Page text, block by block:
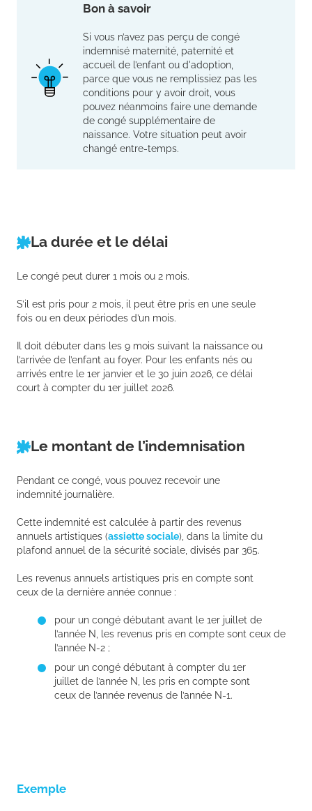
Bon à savoir
Si vous n’avez pas perçu de congé
indemnisé maternité, paternité et
accueil de l’enfant ou d'adoption,
parce que vous ne remplissiez pas les
conditions pour y avoir droit, vous
pouvez néanmoins faire une demande
de congé supplémentaire de
naissance. Votre situation peut avoir
changé entre-temps.
La durée et le délai
Le congé peut durer 1 mois ou 2 mois.
S’il est pris pour 2 mois, il peut être pris en une seule
fois ou en deux périodes d’un mois.
Il doit débuter dans les 9 mois suivant la naissance ou
l’arrivée de l’enfant au foyer. Pour les enfants nés ou
arrivés entre le 1er janvier et le 30 juin 2026, ce délai
court à compter du 1er juillet 2026.
Le montant de l’indemnisation
Pendant ce congé, vous pouvez recevoir une
indemnité journalière.
Cette indemnité est calculée à partir des revenus
annuels artistiques (assiette sociale), dans la limite du
plafond annuel de la sécurité sociale, divisés par 365.
Les revenus annuels artistiques pris en compte sont
ceux de la dernière année connue :
pour un congé débutant avant le 1er juillet de
l’année N, les revenus pris en compte sont ceux de
l’année N-2 ;
pour un congé débutant à compter du 1er
juillet de l’année N, les pris en compte sont
ceux de l’année revenus de l’année N-1.
Exemple